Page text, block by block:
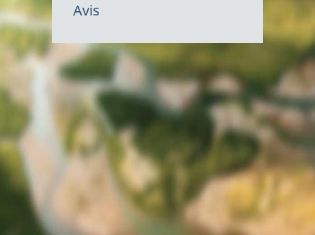
Avis
Canada